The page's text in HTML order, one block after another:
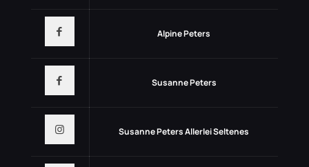
Alpine Peters
Susanne Peters
Susanne Peters Allerlei Seltenes